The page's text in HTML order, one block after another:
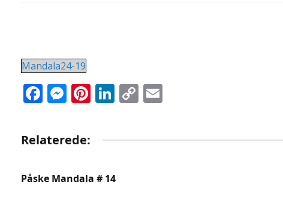
Mandala24-19
Facebook
Messenger
Pinterest
LinkedIn
Copy
Relaterede:
Påske Mandala # 14